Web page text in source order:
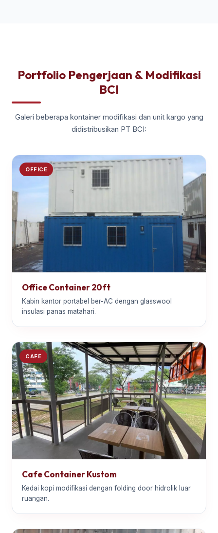
Portfolio Pengerjaan & Modifikasi
BCI
Galeri beberapa kontainer modifikasi dan unit kargo yang
didistribusikan PT BCI:
OFFICE
Office Container 20ft
Kabin kantor portabel ber-AC dengan glasswool
insulasi panas matahari.
CAFE
Cafe Container Kustom
Kedai kopi modifikasi dengan folding door hidrolik luar
ruangan.